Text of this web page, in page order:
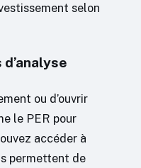
selon
ou d’ouvrir
le PER pour
accéder à
permettent de